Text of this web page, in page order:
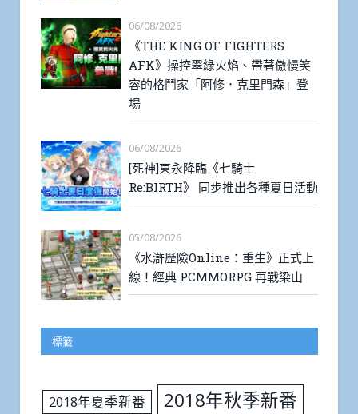
06/08/2026
《THE KING OF FIGHTERS
AFK》操控翠綠火焰、帶著傲慢笑
容的格鬥家「阿修．克里門森」登
場
06/08/2026
[死神]東永降臨《七騎士
Re:BIRTH》 同步推出各種夏日活動
05/08/2026
《水滸歷險Online：重生》正式上
線！經典 PCMMORPG 再戰梁山
標籤
2018年夏季新番 2018年秋季新番